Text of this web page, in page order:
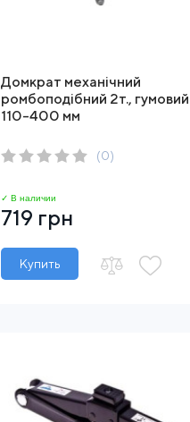
Домкрат механічний
ромбоподібний 2т.,
110-400 мм
(0)
✓ В наличии
719 грн
Купить